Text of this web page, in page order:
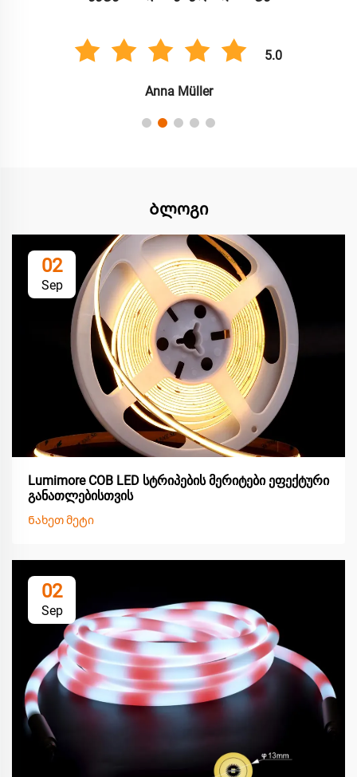
5.0
Anna Müller
Ბლოგი
02
Sep
Lumimore COB LED სტრიპების მერიტები ეფექტური
განათლებისთვის
Ნახეთ მეტი
02
Sep